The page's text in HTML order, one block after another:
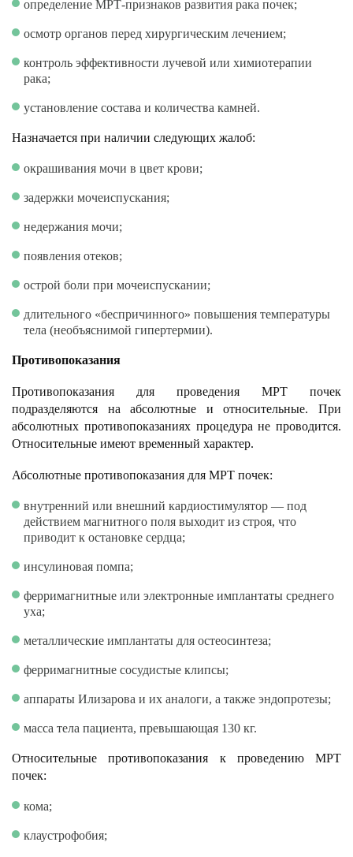
определение МРТ-признаков развития рака почек;
осмотр органов перед хирургическим лечением;
контроль эффективности лучевой или химиотерапии
рака;
установление состава и количества камней.
Назначается при наличии следующих жалоб:
окрашивания мочи в цвет крови;
задержки мочеиспускания;
недержания мочи;
появления отеков;
острой боли при мочеиспускании;
длительного «беспричинного» повышения температуры
тела (необъяснимой гипертермии).
Противопоказания
Противопоказания для проведения МРТ почек
подразделяются на абсолютные и относительные. При
абсолютных противопоказаниях процедура не проводится.
Относительные имеют временный характер.
Абсолютные противопоказания для МРТ почек:
внутренний или внешний кардиостимулятор — под
действием магнитного поля выходит из строя, что
приводит к остановке сердца;
инсулиновая помпа;
ферримагнитные или электронные имплантаты среднего
уха;
металлические имплантаты для остеосинтеза;
ферримагнитные сосудистые клипсы;
аппараты Илизарова и их аналоги, а также эндопротезы;
масса тела пациента, превышающая 130 кг.
Относительные противопоказания к проведению МРТ
почек:
кома;
клаустрофобия;